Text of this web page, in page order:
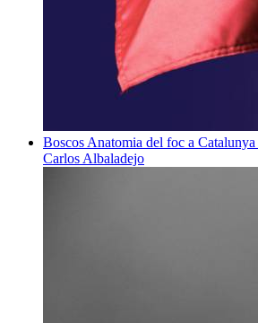
Boscos Anatomia del foc a Catalunya
Carlos Albaladejo